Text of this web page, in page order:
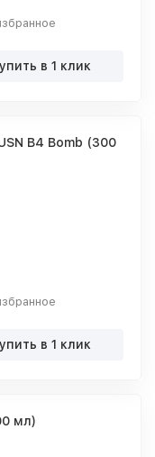
в 1 клик
B4 Bomb (300
в 1 клик
мл)